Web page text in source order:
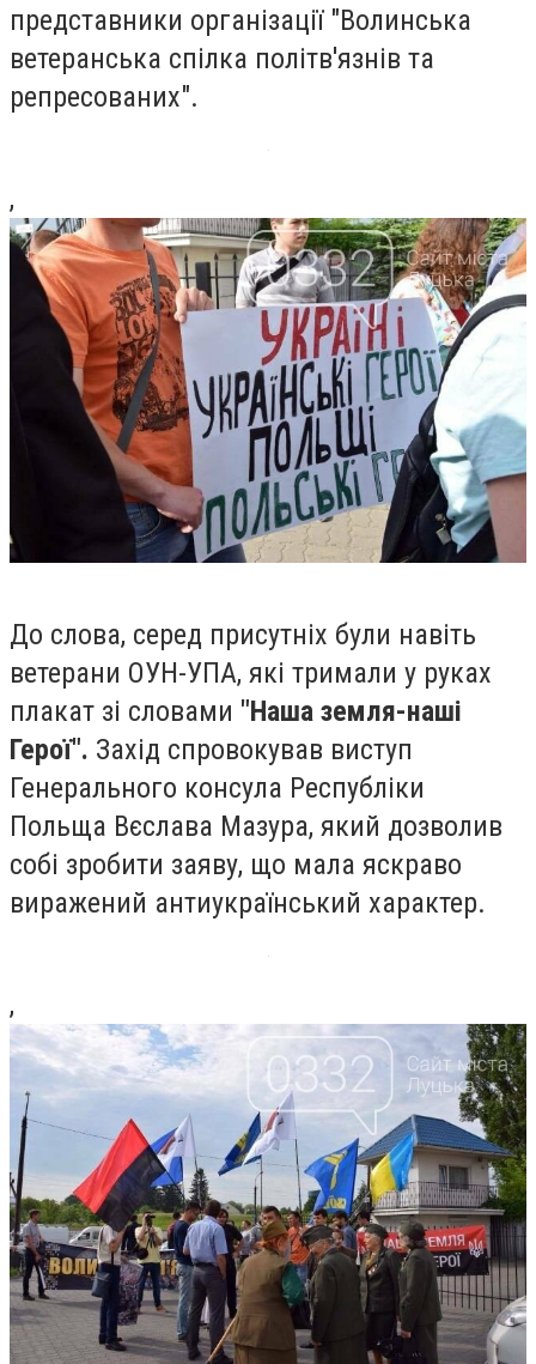
представники організації "Волинська
ветеранська спілка політв'язнів та
репресованих".
,
До слова, серед присутніх були навіть
ветерани ОУН-УПА, які тримали у руках
плакат зі словами "Наша земля-наші
Герої". Захід спровокував виступ
Генерального консула Республіки
Польща Вєслава Мазура, який дозволив
собі зробити заяву, що мала яскраво
виражений антиукраїнський характер.
,